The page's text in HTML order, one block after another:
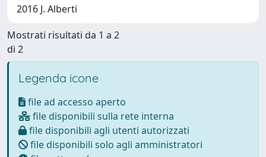
2016 J. Alberti
Mostrati risultati da 1 a 2
di 2
Legenda icone
file ad accesso aperto
file disponibili sulla rete interna
file disponibili agli utenti autorizzati
file disponibili solo agli amministratori